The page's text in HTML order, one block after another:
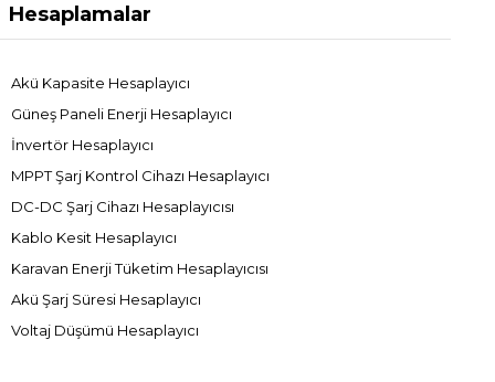
Hesaplamalar
Akü Kapasite Hesaplayıcı
Güneş Paneli Enerji Hesaplayıcı
İnvertör Hesaplayıcı
MPPT Şarj Kontrol Cihazı Hesaplayıcı
DC-DC Şarj Cihazı Hesaplayıcısı
Kablo Kesit Hesaplayıcı
Karavan Enerji Tüketim Hesaplayıcısı
Akü Şarj Süresi Hesaplayıcı
Voltaj Düşümü Hesaplayıcı